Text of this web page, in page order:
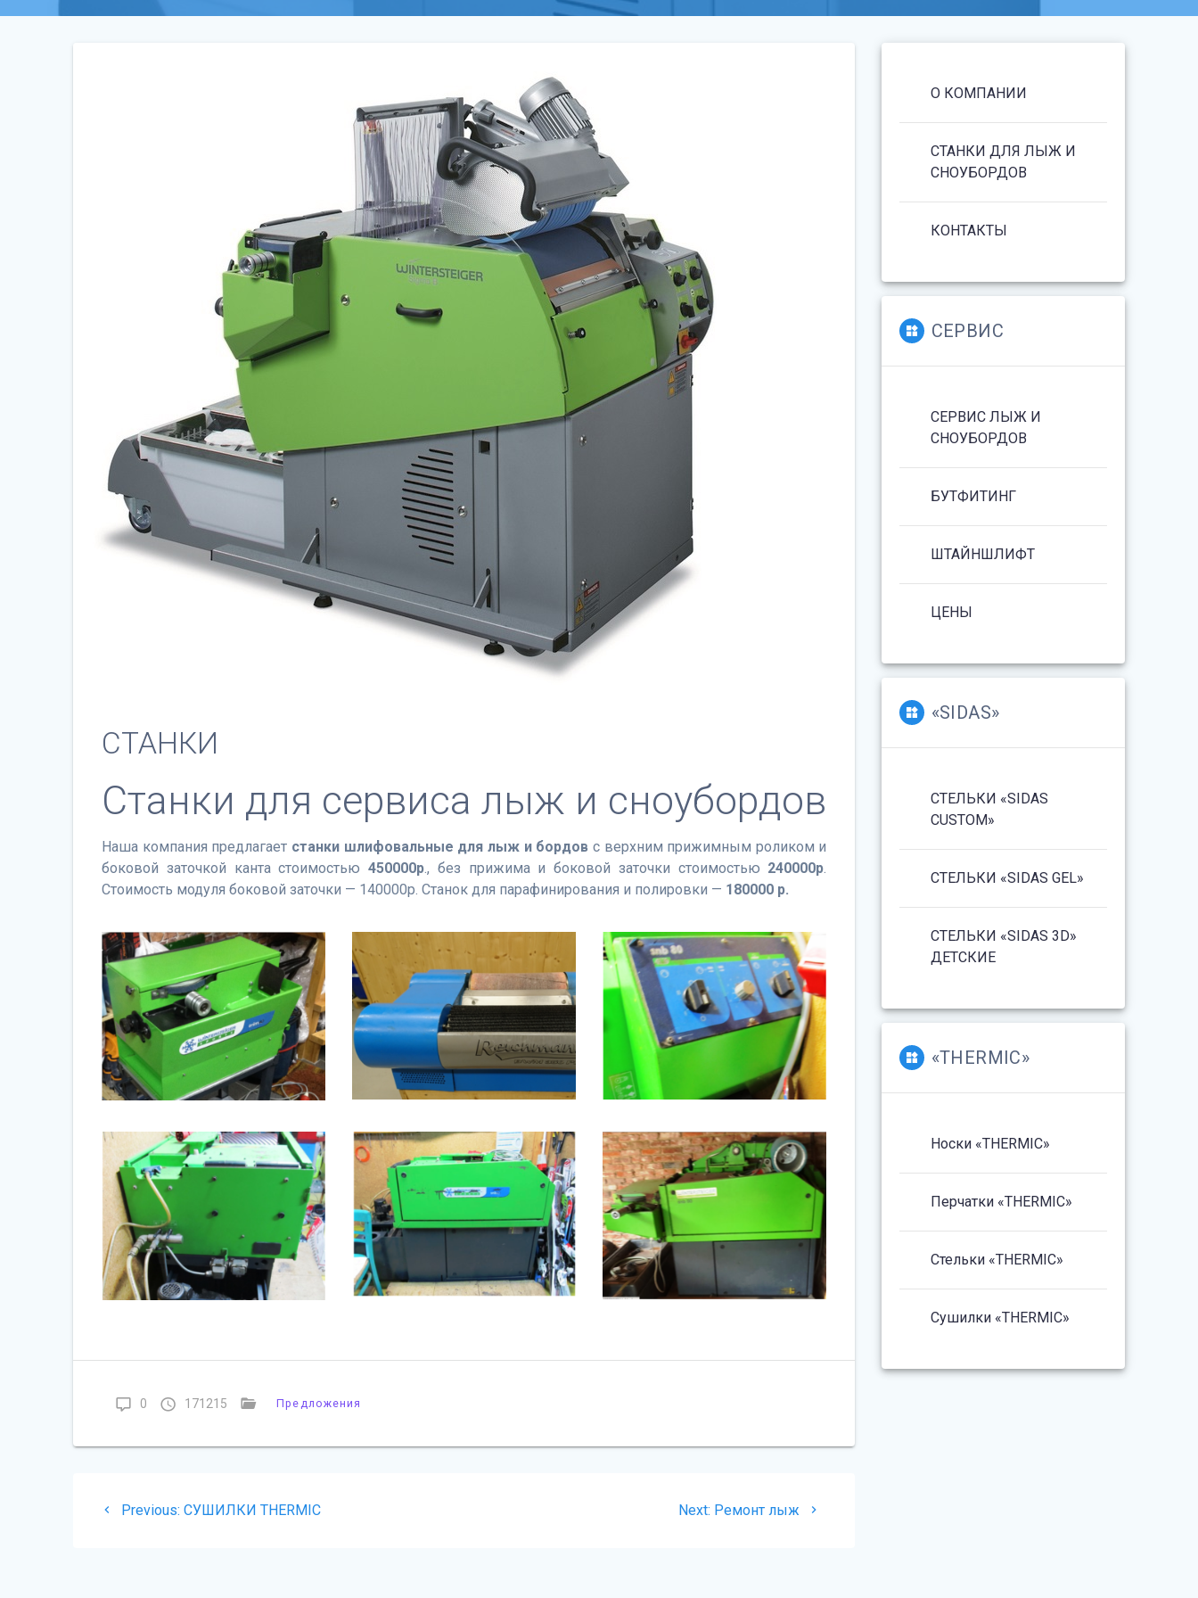
СТАНКИ
Станки для сервиса лыж и сноубордов
Наша компания предлагает станки шлифовальные для лыж и бордов с верхним прижимным роликом и
боковой заточкой канта стоимостью450000р., без прижима и боковой заточки стоимостью 240000р.
Стоимость модуля боковой заточки — 140000р. Станок для парафинирования и полировки — 180000 р.
0 171215 Предложения
Навигация
Previous: Previous
СУШИЛКИ THERMIC Next: Next
Ремонт лыж
О КОМПАНИИ
СТАНКИ ДЛЯ ЛЫЖ И
СНОУБОРДОВ
КОНТАКТЫ
СЕРВИС
СЕРВИС ЛЫЖ И
СНОУБОРДОВ
БУТФИТИНГ
ШТАЙНШЛИФТ
ЦЕНЫ
«SIDAS»
СТЕЛЬКИ «SIDAS
CUSTOM»
СТЕЛЬКИ «SIDAS GEL»
СТЕЛЬКИ «SIDAS 3D»
ДЕТСКИЕ
«THERMIC»
Носки «THERMIC»
Перчатки «THERMIC»
Стельки «THERMIC»
Сушилки «THERMIC»